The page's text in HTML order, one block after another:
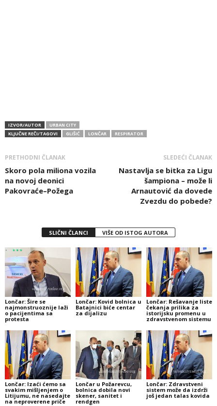
IZVOR/AUTOR
URBAN CITY
KLJUČNE REČI/TAGOVI
GLIŠIĆ LONČAR RESPIRATOR
PRETHODNI ČLANAK
Skoro pola miliona vozila
na novoj deonici
Pakovraće–Požega
SLEDEĆI ČLANAK
Nastavlja se bitka za Ligu
šampiona – može li
Arnautović da dovede
Zvezdu do pobede?
SLIČNI ČLANCI VIŠE OD ISTOG AUTORA
Lončar: Šire se
najmonstruoznije laži
o pacijentima sa
protesta
Lončar: Kovid bolnica u
Batajnici biće centar
za dijalizu
Lončar: Rešavanje liste
čekanja prilika za
istorijsku promenu u
zdravstvenom sistemu
Lončar: Izaći ćemo sa
svakim mišljenjem o
Litijumu, ne nasedajte
na neproverene priče
Lončar u Požarevcu,
bolnica dobila novi
skener, sanitet i
rendgen
Lončar: Zdravstveni
sistem može da izdrži
još jedan talas kovida